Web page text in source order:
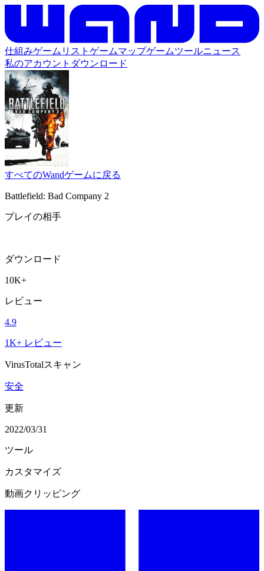
仕組みゲームリスト ゲームマップゲームツールニュース
私のアカウント ダウンロード
すべてのWandゲームに戻る
Battlefield: Bad Company 2
プレイの相手
ダウンロード
10K+
レビュー
4.9
1K+ レビュー
VirusTotalスキャン
安全
更新
2022/03/31
ツール
カスタマイズ
動画クリッピング